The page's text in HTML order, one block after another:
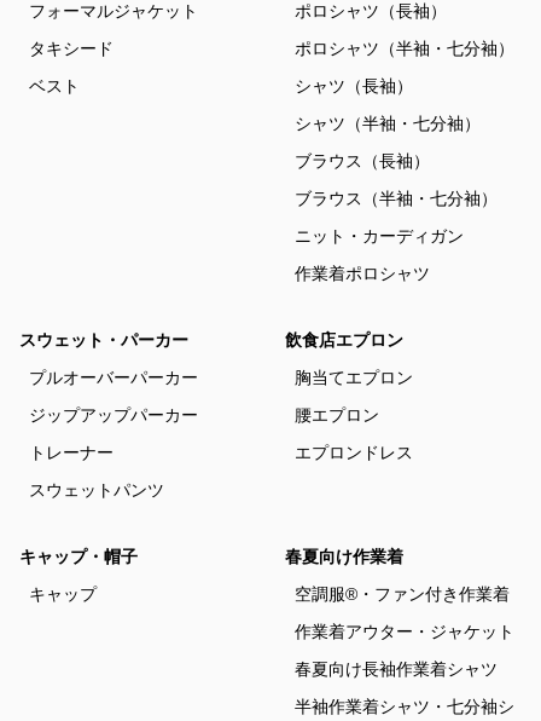
フォーマルジャケット
タキシード
ベスト
ポロシャツ（長袖）
ポロシャツ（半袖・七分袖）
シャツ（長袖）
シャツ（半袖・七分袖）
ブラウス（長袖）
ブラウス（半袖・七分袖）
ニット・カーディガン
作業着ポロシャツ
スウェット・パーカー
プルオーバーパーカー
ジップアップパーカー
トレーナー
スウェットパンツ
飲食店エプロン
胸当てエプロン
腰エプロン
エプロンドレス
キャップ・帽子
キャップ
春夏向け作業着
空調服®・ファン付き作業着
作業着アウター・ジャケット
春夏向け長袖作業着シャツ
半袖作業着シャツ・七分袖シ